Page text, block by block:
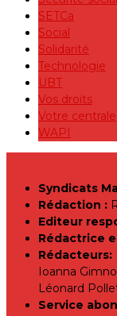
SETCa
Social
Solidarité
Technologie
UBT
Vos droits
Votre centrale
WAPI
Syndicats
Rédaction :
Editeur
Rédactrice
Rédacteurs:
Ioanna
Léonard
Service